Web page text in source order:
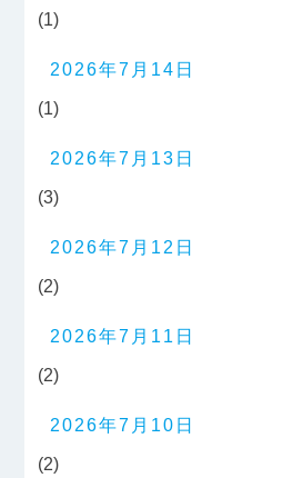
(1)
2026年7月14日
(1)
2026年7月13日
(3)
2026年7月12日
(2)
2026年7月11日
(2)
2026年7月10日
(2)